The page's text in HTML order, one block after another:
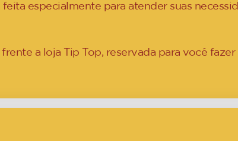
especialmente para atender suas
a loja Tip Top, reservada para você fazer